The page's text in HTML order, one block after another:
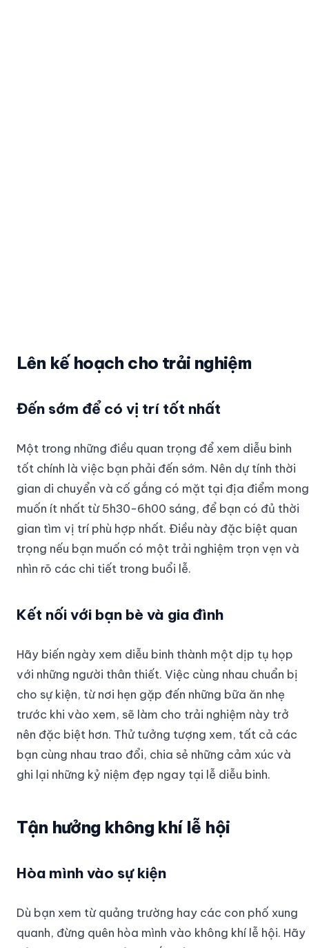
Lên kế hoạch cho trải nghiệm
Đến sớm để có vị trí tốt nhất
Một trong những điều quan trọng để xem diễu binh
tốt chính là việc bạn phải đến sớm. Nên dự tính thời
gian di chuyển và cố gắng có mặt tại địa điểm mong
muốn ít nhất từ 5h30-6h00 sáng, để bạn có đủ thời
gian tìm vị trí phù hợp nhất. Điều này đặc biệt quan
trọng nếu bạn muốn có một trải nghiệm trọn vẹn và
nhìn rõ các chi tiết trong buổi lễ.
Kết nối với bạn bè và gia đình
Hãy biến ngày xem diễu binh thành một dịp tụ họp
với những người thân thiết. Việc cùng nhau chuẩn bị
cho sự kiện, từ nơi hẹn gặp đến những bữa ăn nhẹ
trước khi vào xem, sẽ làm cho trải nghiệm này trở
nên đặc biệt hơn. Thử tưởng tượng xem, tất cả các
bạn cùng nhau trao đổi, chia sẻ những cảm xúc và
ghi lại những kỷ niệm đẹp ngay tại lễ diễu binh.
Tận hưởng không khí lễ hội
Hòa mình vào sự kiện
Dù bạn xem từ quảng trường hay các con phố xung
quanh, đừng quên hòa mình vào không khí lễ hội. Hãy